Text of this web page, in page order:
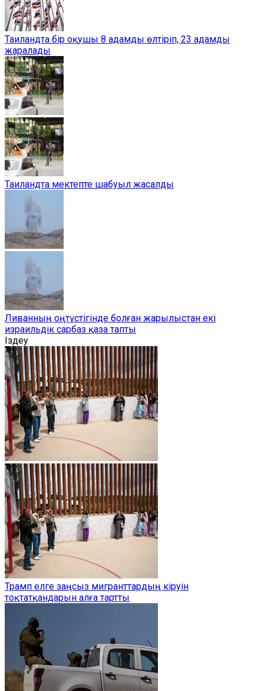
Таиландта бір оқушы 8 адамды өлтіріп, 23 адамды
жаралады
Таиландта мектепте шабуыл жасалды
Ливанның оңтүстігінде болған жарылыстан екі
израильдік сарбаз қаза тапты
Іздеу
Трамп елге заңсыз мигранттардың кіруін
тоқтатқандарын алға тартты